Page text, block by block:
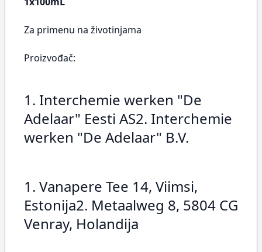
Za primenu na životinjama
Proizvođač:
1. Interchemie werken "De
Adelaar" Eesti AS2. Interchemie
werken "De Adelaar" B.V.
1. Vanapere Tee 14, Viimsi,
Estonija2. Metaalweg 8, 5804 CG
Venray, Holandija